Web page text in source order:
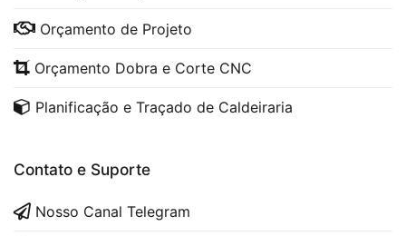
Orçamento de Projeto
Orçamento Dobra e Corte CNC
Planificação e Traçado de Caldeiraria
Contato e Suporte
Nosso Canal Telegram